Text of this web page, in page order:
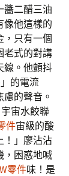
醬二醋三油
像他這樣的
，只有一個
老式的對講
線。他顫抖
的電流
的聲音。
宙水餃聯
件宙級的酸
！」廖沾沾
，困惑地喊
零件味！是